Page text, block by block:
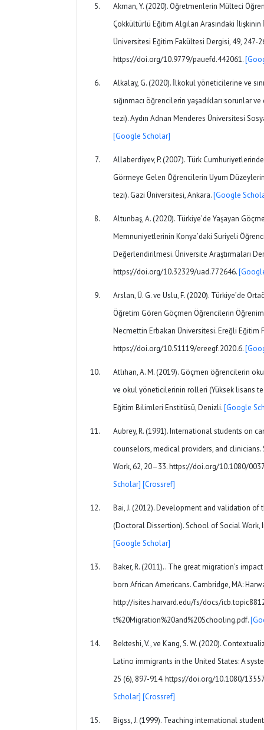
Akman, Y. (2020). Öğretmenlerin Mülteci
Çokkültürlü Eğitim Algıları Arasındaki
Üniversitesi Eğitim Fakültesi Dergisi, 49, 247-
https://doi.org/10.9779/pauefd.442061.
Alkalay, G. (2020). İlkokul yöneticilerine ve
sığınmacı öğrencilerin yaşadıkları sorunlar
tezi). Aydın Adnan Menderes Üniversitesi
[Google Scholar]
Allaberdiyev, P. (2007). Türk
Görmeye Gelen Öğrencilerin Uyum
tezi). Gazi Üniversitesi, Ankara.[Google
Altunbaş, A. (2020). Türkiye’de Yaşayan
Memnuniyetlerinin Konya’daki Suriyeli
Değerlendirilmesi. Üniversite Araştırmaları
https://doi.org/10.32329/uad.772646.
Arslan, Ü. G. ve Uslu, F. (2020). Türkiye’de
Öğretim Gören Göçmen Öğrencilerin Öğrenim
Necmettin Erbakan Üniversitesi. Ereğli Eğitim
https://doi.org/10.51119/ereegf.2020.6.
Atlıhan, A. M. (2019). Göçmen öğrencilerin
ve okul yöneticilerinin rolleri (Yüksek lisans
Eğitim Bilimleri Enstitüsü, Denizli.[Google
Aubrey, R. (1991). International students on
counselors, medical providers, and
Work, 62, 20–33. https://doi.org/10.1080/
Scholar] [Crossref]
Bai, J. (2012). Development and validation of
(Doctoral Dissertion). School of Social Work,
[Google Scholar]
Baker, R. (2011).. The great migration’s
born African Americans. Cambridge, MA:
http://isites.harvard.edu/fs/docs/
t%20Migration%20and%20Schooling.pdf.
Bekteshi, V., ve Kang, S. W. (2020).
Latino immigrants in the United States: A
25 (6), 897-914. https://doi.org/10.1080/
Scholar] [Crossref]
Bigss, J. (1999). Teaching international